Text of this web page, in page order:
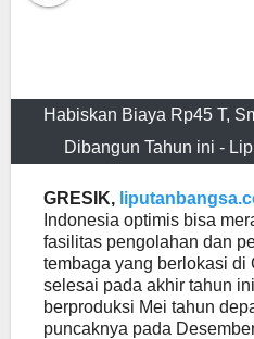
Habiskan Biaya Rp45 T,
Dibangun Tahun ini -
GRESIK,
Indonesia optimis bisa
fasilitas pengolahan dan
tembaga yang berlokasi di
selesai pada akhir tahun
berproduksi Mei tahun
puncaknya pada